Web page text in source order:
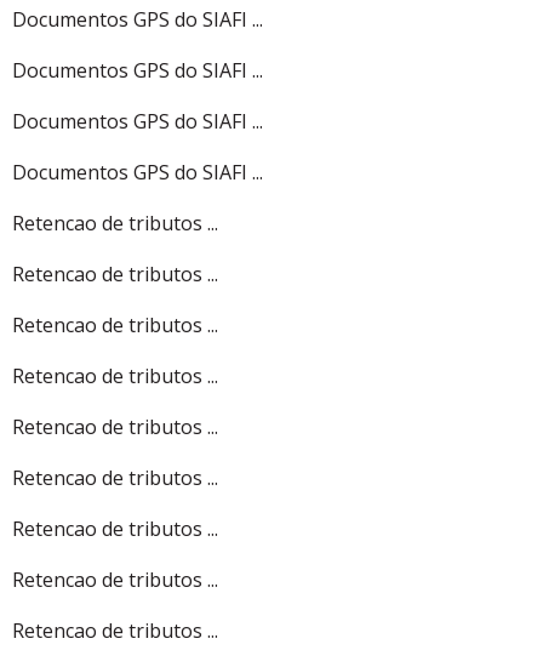
Documentos GPS do SIAFI ...
Documentos GPS do SIAFI ...
Documentos GPS do SIAFI ...
Documentos GPS do SIAFI ...
Retencao de tributos ...
Retencao de tributos ...
Retencao de tributos ...
Retencao de tributos ...
Retencao de tributos ...
Retencao de tributos ...
Retencao de tributos ...
Retencao de tributos ...
Retencao de tributos ...